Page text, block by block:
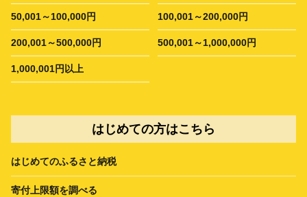
50,001～100,000円 100,001～200,000円
200,001～500,000円 500,001～1,000,000円
1,000,001円以上
はじめての方はこちら
はじめてのふるさと納税
寄付上限額を調べる